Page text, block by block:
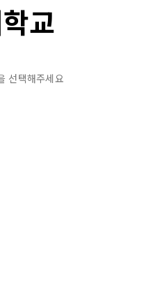
교
선택해주세요